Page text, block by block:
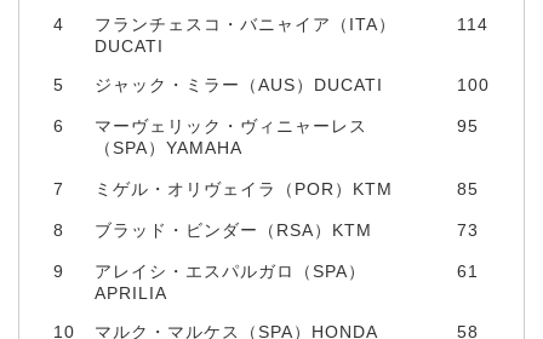
4
フランチェスコ・バニャイア（ITA）
DUCATI
114
5 ジャック・ミラー（AUS）DUCATI 100
6
マーヴェリック・ヴィニャーレス
（SPA）YAMAHA
95
7 ミゲル・オリヴェイラ（POR）KTM 85
8 ブラッド・ビンダー（RSA）KTM 73
9
アレイシ・エスパルガロ（SPA）
APRILIA
61
10 マルク・マルケス（SPA）HONDA 58